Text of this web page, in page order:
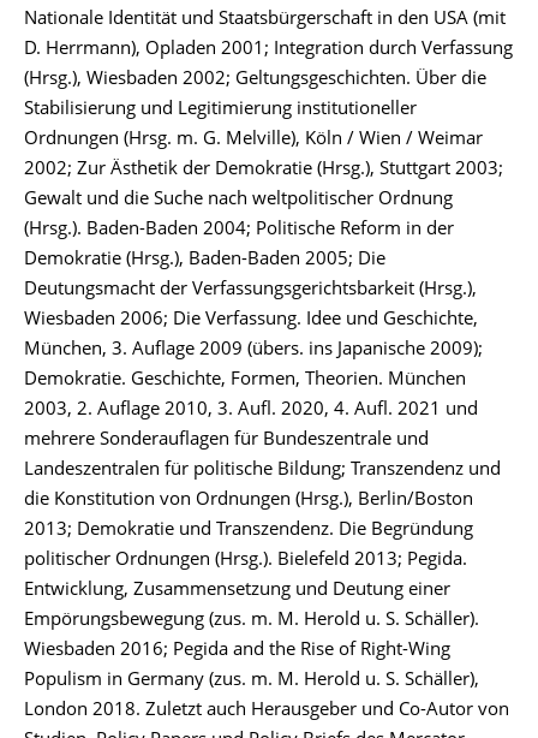
Nationale Identität und Staatsbürgerschaft in den USA (mit
D. Herrmann), Opladen 2001; Integration durch Verfassung
(Hrsg.), Wiesbaden 2002; Geltungsgeschichten. Über die
Stabilisierung und Legitimierung institutioneller
Ordnungen (Hrsg. m. G. Melville), Köln / Wien / Weimar
2002; Zur Ästhetik der Demokratie (Hrsg.), Stuttgart 2003;
Gewalt und die Suche nach weltpolitischer Ordnung
(Hrsg.). Baden-Baden 2004; Politische Reform in der
Demokratie (Hrsg.), Baden-Baden 2005; Die
Deutungsmacht der Verfassungsgerichtsbarkeit (Hrsg.),
Wiesbaden 2006; Die Verfassung. Idee und Geschichte,
München, 3. Auflage 2009 (übers. ins Japanische 2009);
Demokratie. Geschichte, Formen, Theorien. München
2003, 2. Auflage 2010, 3. Aufl. 2020, 4. Aufl. 2021 und
mehrere Sonderauflagen für Bundeszentrale und
Landeszentralen für politische Bildung; Transzendenz und
die Konstitution von Ordnungen (Hrsg.), Berlin/Boston
2013; Demokratie und Transzendenz. Die Begründung
politischer Ordnungen (Hrsg.). Bielefeld 2013; Pegida.
Entwicklung, Zusammensetzung und Deutung einer
Empörungsbewegung (zus. m. M. Herold u. S. Schäller).
Wiesbaden 2016; Pegida and the Rise of Right-Wing
Populism in Germany (zus. m. M. Herold u. S. Schäller),
London 2018. Zuletzt auch Herausgeber und Co-Autor von